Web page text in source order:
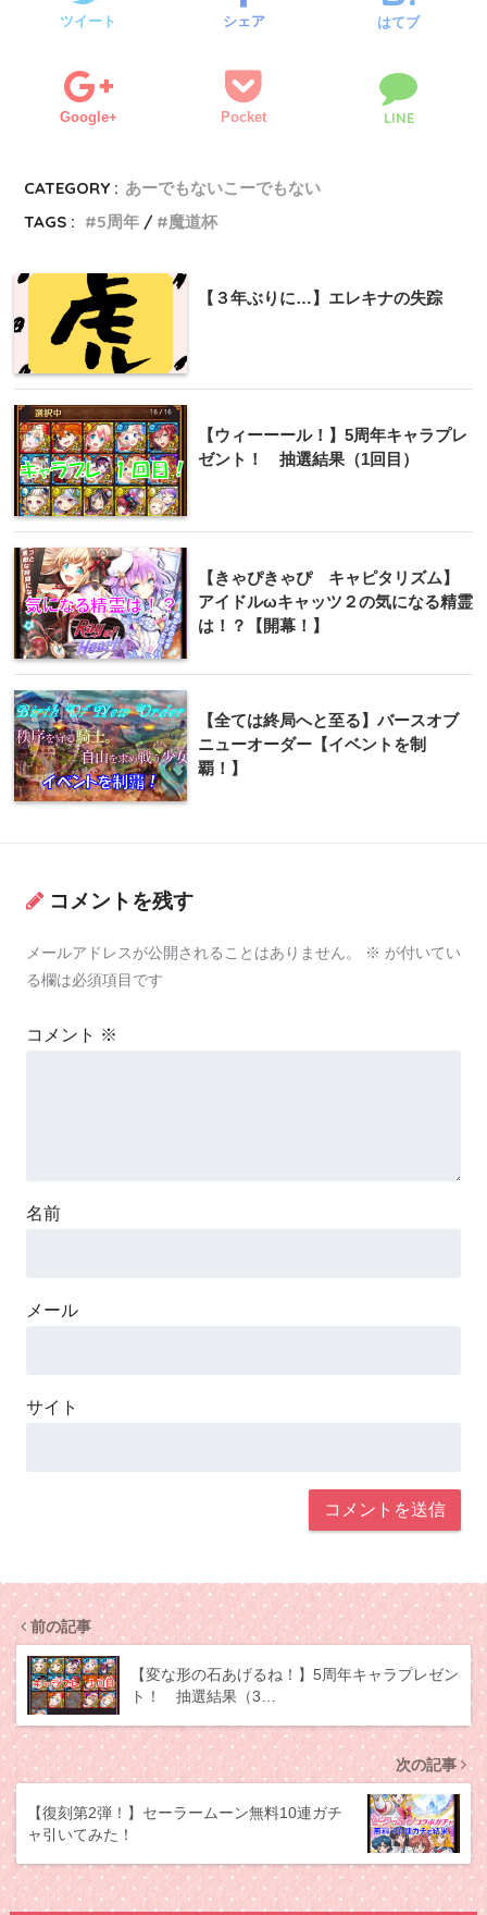
ツイート シェア はてブ
Google+ Pocket LINE
CATEGORY : あーでもないこーでもない
TAGS :
5周年 魔道杯
【３年ぶりに…】エレキナの失踪
【ウィーーール！】5周年キャラプレ
ゼント！ 抽選結果（1回目）
【きゃぴきゃぴ キャピタリズム】
アイドルωキャッツ２の気になる精霊
は！？【開幕！】
【全ては終局へと至る】バースオブ
ニューオーダー【イベントを制
覇！】
コメントを残す
メールアドレスが公開されることはありません。 ※ が付いてい
る欄は必須項目です
コメント ※
名前
メール
サイト
前の記事
【変な形の石あげるね！】5周年キャラプレゼン
ト！ 抽選結果（3…
次の記事
【復刻第2弾！】セーラームーン無料10連ガチ
ャ引いてみた！